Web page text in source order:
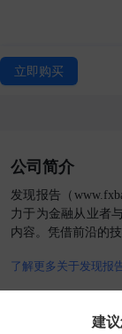
【西部证券】
【太平洋证
【国信证券】
【西部证券
【摩根大通
【3D科学谷
【华鑫证
立即购买
公司简介
发现报告（
力于为金融从业者
内容。凭借前沿的
了解更多关于发现报
建